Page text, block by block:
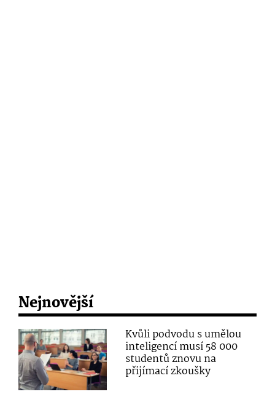
Nejnovější
Kvůli podvodu s umělou
inteligencí musí 58 000
studentů znovu na
přijímací zkoušky